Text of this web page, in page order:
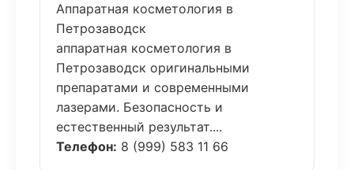
Аппаратная косметология в
Петрозаводск
аппаратная косметология в
Петрозаводск оригинальными
препаратами и современными
лазерами. Безопасность и
естественный результат....
Телефон: 8 (999) 583 11 66